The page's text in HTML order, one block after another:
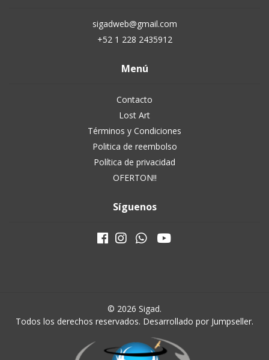
sigadweb@gmail.com
+52 1 228 2435912
Menú
Contacto
Lost Art
Términos y Condiciones
Politica de reembolso
Política de privacidad
OFERTON!!
Síguenos
© 2026 Sigad.
Todos los derechos reservados. Desarrollado por Jumpseller.